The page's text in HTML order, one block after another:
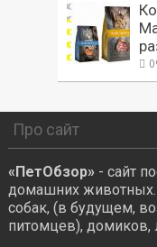
Про сайт
«ПетОбзор»- сайт
домашних
собак, (в будущем,
питомцев), домиков,